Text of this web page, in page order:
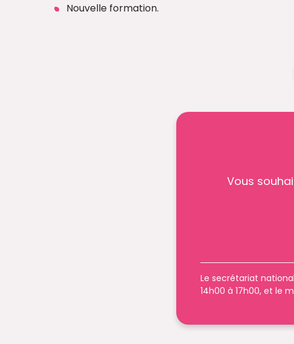
Nouvelle formation.
Vous
Le secrétariat
14h00 à 17h00, et le